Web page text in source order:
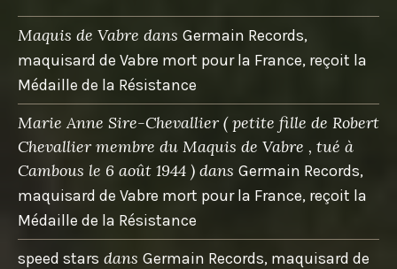
Maquis de Vabre dans Germain Records,
maquisard de Vabre mort pour la France, reçoit la
Médaille de la Résistance
Marie Anne Sire-Chevallier ( petite fille de Robert
Chevallier membre du Maquis de Vabre , tué à
Cambous le 6 août 1944 ) dans Germain Records,
maquisard de Vabre mort pour la France, reçoit la
Médaille de la Résistance
speed stars dans Germain Records, maquisard de